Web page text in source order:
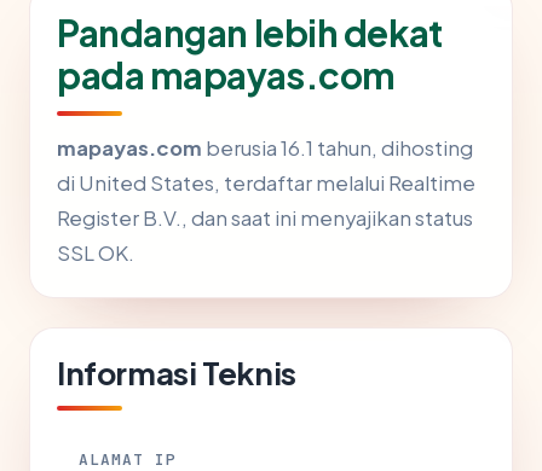
Pandangan lebih dekat
pada mapayas.com
mapayas.com berusia 16.1 tahun, dihosting
di United States, terdaftar melalui Realtime
Register B.V., dan saat ini menyajikan status
SSL OK.
Informasi Teknis
ALAMAT IP